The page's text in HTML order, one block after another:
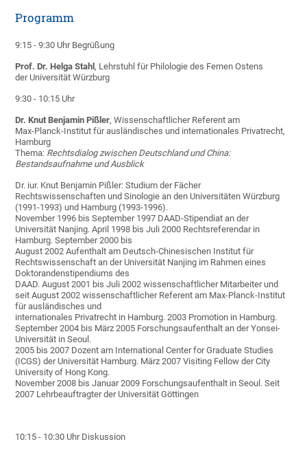
Programm
9:15 - 9:30 Uhr Begrüßung
Prof. Dr. Helga Stahl, Lehrstuhl für Philologie des Fernen Ostens
der Universität Würzburg
9:30 - 10:15 Uhr
Dr. Knut Benjamin Pißler, Wissenschaftlicher Referent am
Max-Planck-Institut für ausländisches und internationales Privatrecht,
Hamburg
Thema: Rechtsdialog zwischen Deutschland und China:
Bestandsaufnahme und Ausblick
Dr. iur. Knut Benjamin Pißler: Studium der Fächer
Rechtswissenschaften und Sinologie an den Universitäten Würzburg
(1991-1993) und Hamburg (1993-1996).
November 1996 bis September 1997 DAAD-Stipendiat an der
Universität Nanjing. April 1998 bis Juli 2000 Rechtsreferendar in
Hamburg. September 2000 bis
August 2002 Aufenthalt am Deutsch-Chinesischen Institut für
Rechtswissenschaft an der Universität Nanjing im Rahmen eines
Doktorandenstipendiums des
DAAD. August 2001 bis Juli 2002 wissenschaftlicher Mitarbeiter und
seit August 2002 wissenschaftlicher Referent am Max-Planck-Institut
für ausländisches und
internationales Privatrecht in Hamburg. 2003 Promotion in Hamburg.
September 2004 bis März 2005 Forschungsaufenthalt an der Yonsei-
Universität in Seoul.
2005 bis 2007 Dozent am International Center for Graduate Studies
(ICGS) der Universität Hamburg. März 2007 Visiting Fellow der City
University of Hong Kong.
November 2008 bis Januar 2009 Forschungsaufenthalt in Seoul. Seit
2007 Lehrbeauftragter der Universität Göttingen
10:15 - 10:30 Uhr Diskussion